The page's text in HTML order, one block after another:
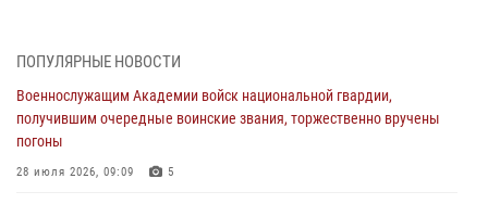
27 июля 2026, 14:49 7
Военная академия информирует!
23 июля 2026, 04:51
Курсант Военной академии войск национальной гвардии принял
ПОПУЛЯРНЫЕ НОВОСТИ
Военнослужащим Академии войск национальной гвардии,
получившим очередные воинские звания, торжественно вручены
погоны
28 июля 2026, 09:09 5